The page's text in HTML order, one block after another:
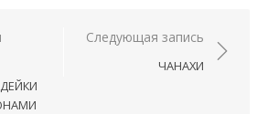
по записямСледующая запись
ЧАНАХИ